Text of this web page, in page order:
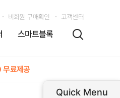
스마트블록
비회원 구매확인 고객센터
무료제공
Quick Menu